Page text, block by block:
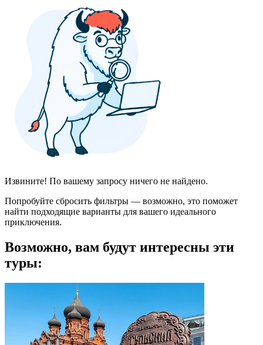
Извините! По вашему запросу ничего не найдено.
Попробуйте сбросить фильтры — возможно, это поможет
найти подходящие варианты для вашего идеального
приключения.
Возможно, вам будут интересны эти
туры: